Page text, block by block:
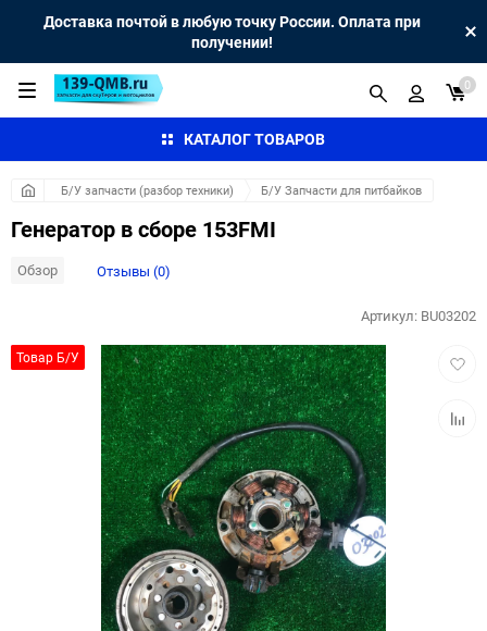
Доставка почтой в любую точку России. Оплата при
получении!
КАТАЛОГ ТОВАРОВ
0
Б/У запчасти (разбор техники) Б/У Запчасти для питбайков
Генератор в сборе 153FMI
Обзор Отзывы (0)
Товар Б/У
Артикул: BU03202